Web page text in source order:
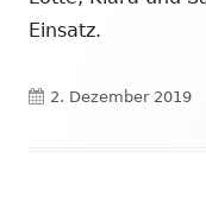
Einsatz.
Veröffentlicht
2. Dezember 2019